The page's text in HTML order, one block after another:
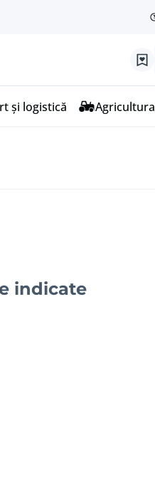
și logistică Agricultura
indicate